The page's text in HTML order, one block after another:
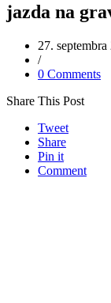
jazda na
27. septembra
/
0 Comments
Share This Post
Tweet
Share
Pin it
Comment